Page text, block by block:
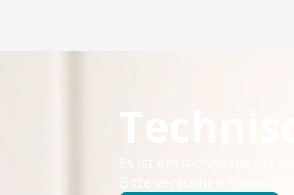
Es ist ein technischer
Bitte versuchen Sie es